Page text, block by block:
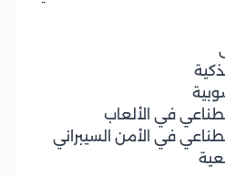
في الألعاب
في الأمن السيبراني